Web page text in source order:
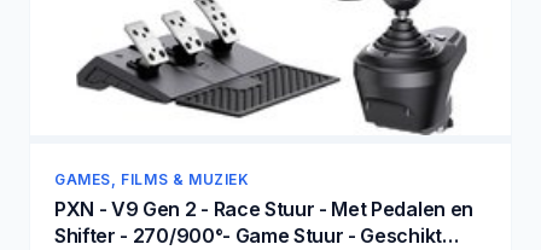
GAMES, FILMS & MUZIEK
PXN - V9 Gen 2 - Race Stuur - Met Pedalen en
Shifter - 270/900°- Game Stuur - Geschikt